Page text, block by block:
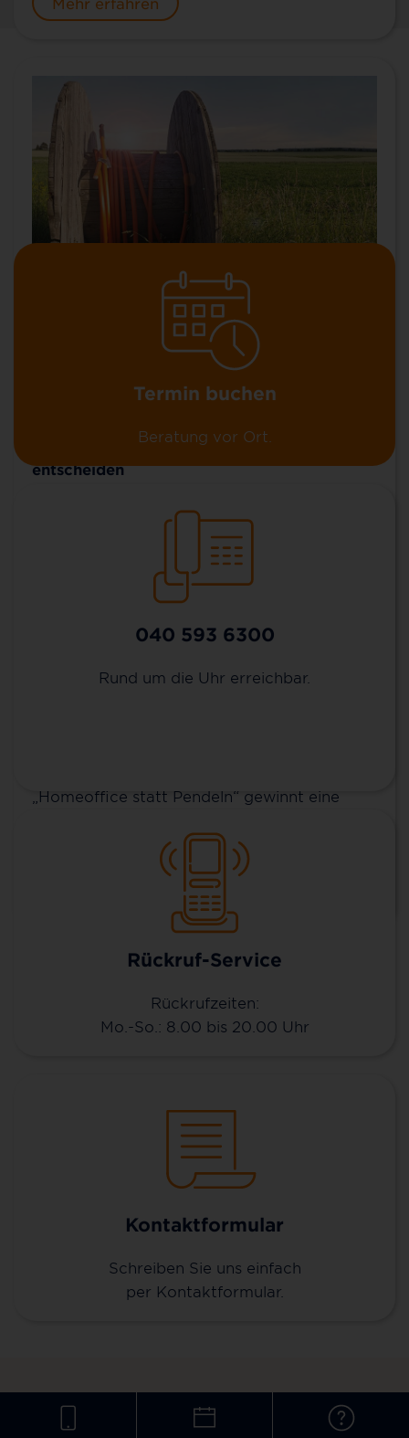
Geisenheim entscheidet sich für
Lichtgeschwindigkeit: Deutsche
GigaNetz GmbH plant
30.08.2022 | Bürgerinnen und Bürger
entscheiden
Die Infrastruktur der Zukunft steht in
Geisenheim auf der Agenda: Die Verwaltung
der Stadt hat eine Kooperation mit der
Deutschen GigaNetz GmbH für den Aufbau
eines Glasfasernetzes geschlossen. Mit der
Vereinbarung werden für die digitale
gesetzt. Gleichzeitig sind damit die Frage und
„Homeoffice statt Pendeln“ gewinnt eine
Internet immer weiter an Bedeutung.
Kontakt für Geisenheim
Sie möchten mehr über 100 % Glasfaser bis ins
Zuhause (FTTH), über unsere günstigen MyNet-
Tarife und unsere Zusatzoptionen erfahren? Oder
Sie wollen schon einen Vertrag abschließen?
Termin buchen
Beratung vor Ort.
040 593 6300
Rund um die Uhr erreichbar.
Rückruf-Service
Rückrufzeiten:
Mo.-So.: 8.00 bis 20.00 Uhr
Kontaktformular
Schreiben Sie uns einfach
per Kontaktformular.
Vertriebspartner werden